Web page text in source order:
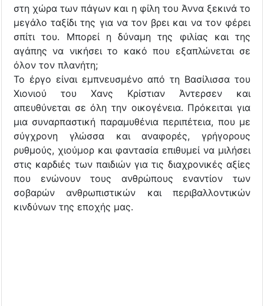
στη χώρα των πάγων και η φίλη του Άννα ξεκινά το
μεγάλο ταξίδι της για να τον βρει και να τον φέρει
σπίτι του. Μπορεί η δύναμη της φιλίας και της
αγάπης να νικήσει το κακό που εξαπλώνεται σε
όλον τον πλανήτη;
Το έργο είναι εμπνευσμένο από τη Βασίλισσα του
Χιονιού του Χανς Κρίστιαν Άντερσεν και
απευθύνεται σε όλη την οικογένεια. Πρόκειται για
μια συναρπαστική παραμυθένια περιπέτεια, που με
σύγχρονη γλώσσα και αναφορές, γρήγορους
ρυθμούς, χιούμορ και φαντασία επιθυμεί να μιλήσει
στις καρδιές των παιδιών για τις διαχρονικές αξίες
που ενώνουν τους ανθρώπους εναντίον των
σοβαρών ανθρωπιστικών και περιβαλλοντικών
κινδύνων της εποχής μας.